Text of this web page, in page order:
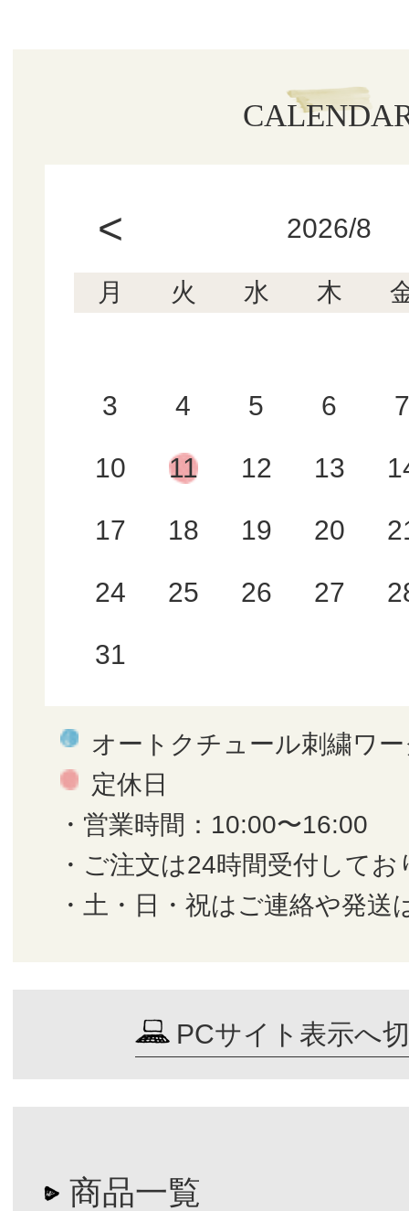
< 2026/8
月 火 水 木
3 4 5 6 7
10 11 12 13
17 18 19 20
24 25 26 27
31
オートクチュール刺繍ワ
定休日
・営業時間：10:00〜16:00
・ご注文は24時間受付してお
・土・日・祝はご連絡や発送
PCサイト表示へ
商品一覧